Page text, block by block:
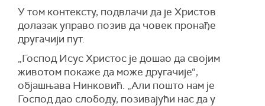
У том контексту, подвлачи да је Христов
долазак управо позив да човек пронађе
другачији пут.
„Господ Исус Христос је дошао да својим
животом покаже да може другачије“,
објашњава Нинковић. „Али пошто нам је
Господ дао слободу, позивајући нас да у